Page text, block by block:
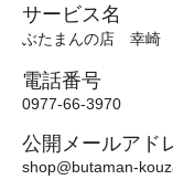
サービス名
ぶたまんの店 幸崎
電話番号
0977-66-3970
公開メールアド
shop@butaman-